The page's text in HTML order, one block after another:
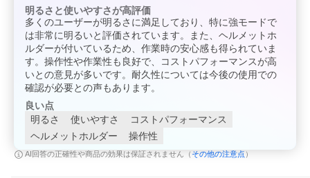
明るさと使いやすさが高評価
多くのユーザーが明るさに満足しており、特に強モードで
は非常に明るいと評価されています。また、ヘルメットホ
ルダーが付いているため、作業時の安心感も得られていま
す。操作性や作業性も良好で、コストパフォーマンスが高
いとの意見が多いです。耐久性については今後の使用での
確認が必要との声もあります。
良い点
明るさ
使いやすさ
コストパフォーマンス
ヘルメットホルダー
操作性
AI回答の正確性や商品の効果は保証されません（ その他の注意点 ）